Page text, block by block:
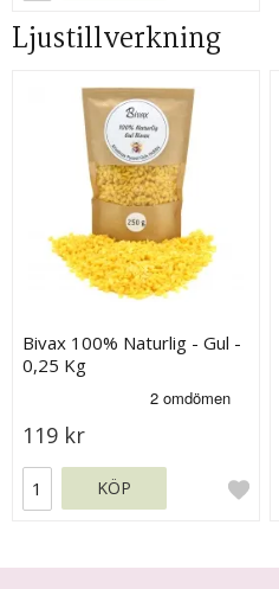
Ljustillverkning
Bivax 100% Naturlig - Gul -
0,25 Kg
119 kr
KÖP